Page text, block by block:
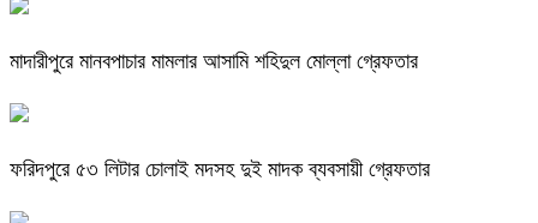
মাদারীপুরে মানবপাচার মামলার আসামি শহিদুল মোল্লা গ্রেফতার
ফরিদপুরে ৫৩ লিটার চোলাই মদসহ দুই মাদক ব্যবসায়ী গ্রেফতার